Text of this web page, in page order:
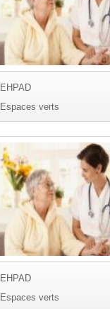
EHPAD
Espaces verts
EHPAD
Espaces verts